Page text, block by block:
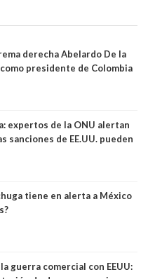
derecha Abelardo De la
presidente de Colombia
expertos de la ONU alertan
sanciones de EE.UU. pueden
tiene en alerta a México
guerra comercial con EEUU: